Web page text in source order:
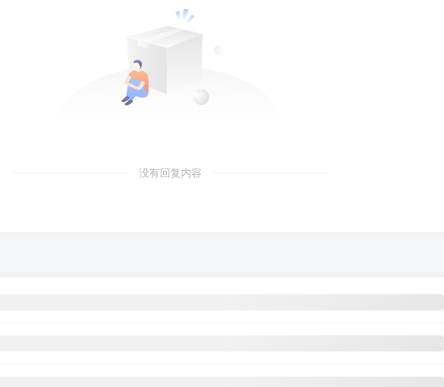
没有回复内容